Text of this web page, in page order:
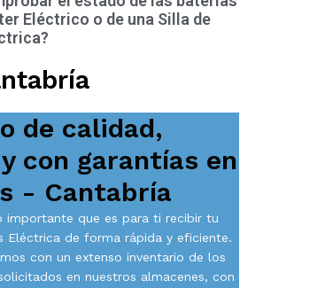
Eléctrico o de una Silla de
de calidad,
con garantías en
- Cantabría
importante que es para ti recibir tu
Eléctrica de forma rápida y eficiente.
con un extenso inventario de los
en nuestros almacenes, con